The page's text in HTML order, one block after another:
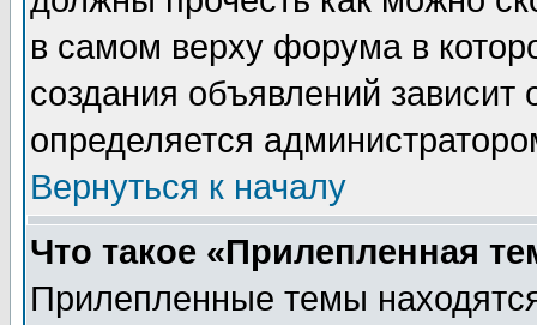
в самом верху форума в
создания объявлений зависит
определяется
Вернуться к началу
Что такое «Прилепленная
Прилепленные темы